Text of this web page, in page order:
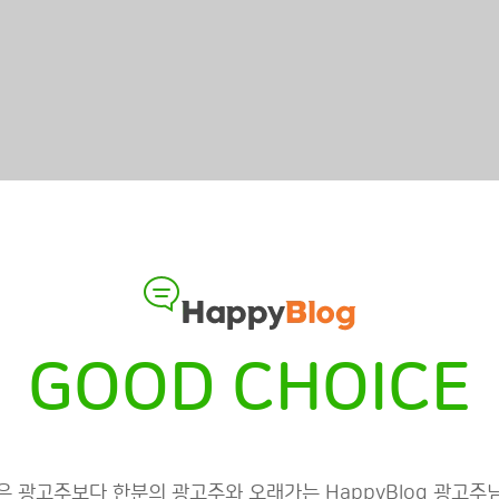
GOOD CHOICE
광고주보다 한분의 광고주와 오래가는 HappyBlog 광고주